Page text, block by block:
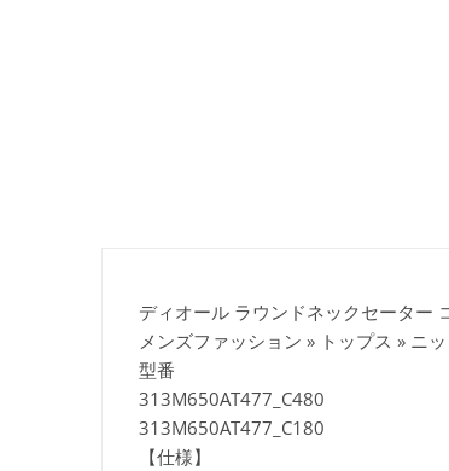
ディオール ラウンドネックセーター
メンズファッション » トップス » ニ
型番
313M650AT477_C480
313M650AT477_C180
【仕様】